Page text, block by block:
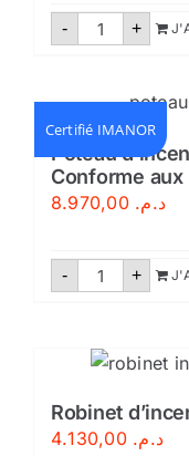
- quantité
métallique
–
+
Certifié IMANOR
Poteau
Conforme
د.م. 8.970,00
- quantité
Maroc
aux
Normes
Marocaines
+
Robinet
د.م. 4.130,00